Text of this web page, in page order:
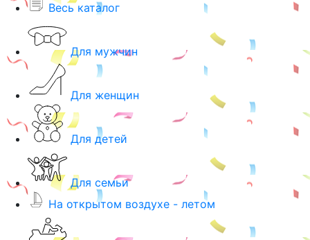
Весь каталог
Для мужчин
Для женщин
Для детей
Для семьи
На открытом воздухе - летом